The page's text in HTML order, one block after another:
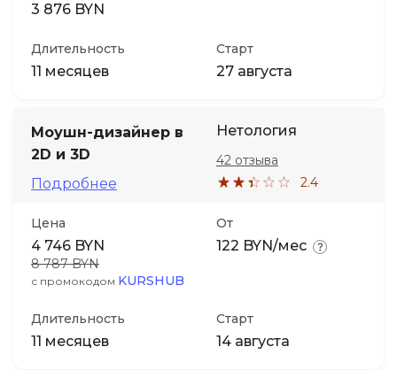
3 876 BYN
Длительность
11 месяцев
Старт
27 августа
Моушн-дизайнер в
2D и 3D
Подробнее
Нетология
2.4
42 отзыва
Цена
4 746 BYN
8 787 BYN
с промокодом KURSHUB
От
122 BYN/мес
Длительность
11 месяцев
Старт
14 августа